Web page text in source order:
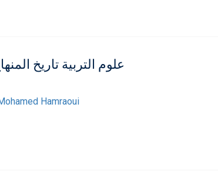
علوم التربية تاريخ
Hamraoui